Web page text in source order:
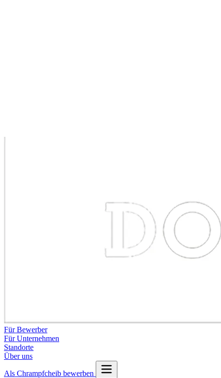
Für Bewerber
Für Unternehmen
Standorte
Über uns
Als Chrampfcheib bewerben